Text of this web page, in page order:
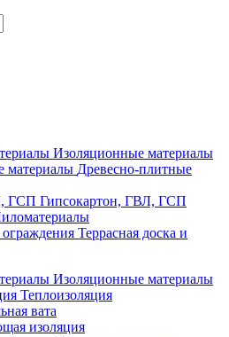
Изоляционные материалы
Древесно-плитные
Гипсокартон, ГВЛ, ГСП
Террасная доска и
Изоляционные материалы
Теплоизоляция
вата
изоляция